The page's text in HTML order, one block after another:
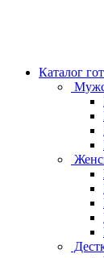
Каталог